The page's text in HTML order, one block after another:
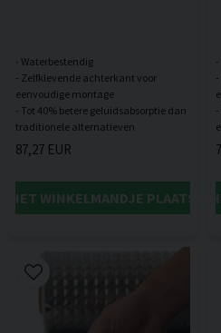
- Waterbestendig
- Zelfklevende achterkant voor
eenvoudige montage
- Tot 40% betere geluidsabsorptie dan
87,27 EUR
HET WINKELMANDJE PLAATSENIN